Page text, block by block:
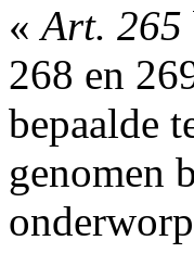
«Art. 265
268 en
bepaalde
genomen